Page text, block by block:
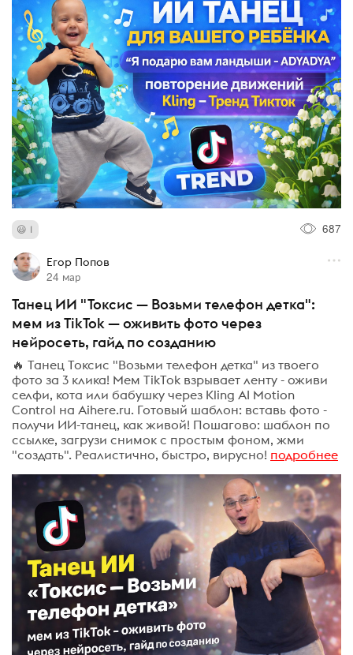
1 687
Егор Попов
24 мар
Танец ИИ "Токсис — Возьми телефон детка":
мем из TikTok — оживить фото через
нейросеть, гайд по созданию
🔥 Танец Токсис "Возьми телефон детка" из твоего
фото за 3 клика! Мем TikTok взрывает ленту - оживи
селфи, кота или бабушку через Kling AI Motion
Control на Aihere.ru. Готовый шаблон: вставь фото -
получи ИИ-танец, как живой! Пошагово: шаблон по
ссылке, загрузи снимок с простым фоном, жми
"создать". Реалистично, быстро, вирусно! подробнее